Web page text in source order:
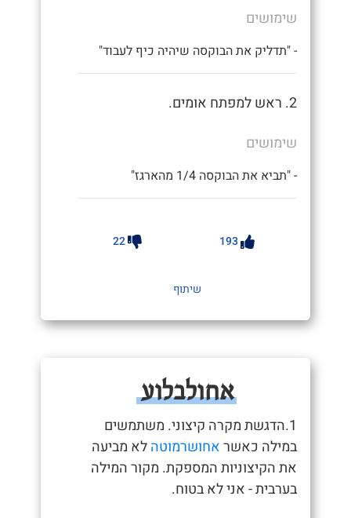
שימושים
- "תדליק את הבוקסה שיהיה כיף לעבוד"
2. ראש למפתח אומים.
שימושים
- "תביא את הבוקסה 1/4 מהארגז"
193
22
שיתוף
אחולבלוע
1.הדגשת מקרה קיצוני. משתמשים
במילה כאשראחושרמוטהלא מביעה
את הקיצוניות המספקת. מקור המילה
בערבית - אני לא בטוח.